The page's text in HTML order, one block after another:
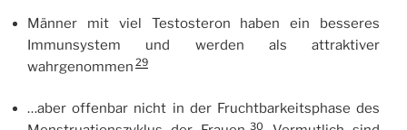
Männer mit viel Testosteron haben ein besseres
Immunsystem und werden als attraktiver
wahrgenommen 29
…aber offenbar nicht in der Fruchtbarkeitsphase des
30